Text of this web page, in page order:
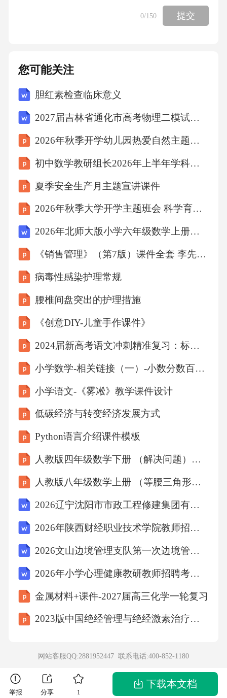
一、设计·二、教育现场观察的实施——获准进
入——取得友善关系——观察和记录（例如：
笔记12：00—我感觉很这个数字中午12点—食
生就餐的人，10个定准确高潮窗口前队伍平均
有4米长——对付危机——资料分析（举例：师
生交往符号代码系统：代码符号行为特征内容·
老师提问，只回答了一个字三、观察资料的整
理与分析四、教育观察法实施中应注意的问题
第五章
教育调查法第一节教育调查法概述第二节问卷
调查法五、问卷法的特点及其运用第三节访谈
调查法访谈的程序与技术：（）3.问卷与访谈的
收率低信息单一准备费事访谈回收率高信息丰
富变通灵活效率低
教育实验法第一节教育实验法概述·
（二）探索实验、改革实验、验证实验探索实
验是把实验放在第一位，按预先的研究目的操
纵实验变量。改革实验的做法是按事先制定的
改革计划进行实验，看改革的方案时候可行。
是在一定理论基础上进行的，目的是通过实
验，验证某些教育经验或研究成果是否可以
推广。·
效度与控制实验变量控制示意图操纵因变量自
确立、分解及测定·
(一)聚集研究焦点例：思维→思维品质→学科中
0/150 提交
您可能关注
胆红素检查临床意义
2027届吉林省通化市高考物理二模试卷（含答案解析）
2026年秋季开学幼儿园热爱自然主题宣讲课
初中数学教研组长2026年上半年学科教研工作总结
夏季安全生产月主题宣讲课件
2026年秋季大学开学主题班会 科学育儿方法指导
2026年北师大版小学六年级数学上册课时《数学应用题》教案
《销售管理》（第7版）课件全套 李先国 第1-16章 制定销售计划-重点客户管理
病毒性感染护理常规
腰椎间盘突出的护理措施
《创意DIY-儿童手作课件》
2024届新高考语文冲刺精准复习：标点符号表达效果
小学数学-相关链接（一）-小数分数百分数的互化教学课件设计
小学语文-《雾凇》教学课件设计
低碳经济与转变经济发展方式
Python语言介绍课件模板
人教版四年级数学下册 （解决问题）教育课件
人教版八年级数学上册 （等腰三角形）轴对称课件(第2课时)
2026辽宁沈阳市市政工程修建集团有限公司招聘7人笔试模拟试题及答案详解
2026年陕西财经职业技术学院教师招聘（39人）笔试备考题库及答案详解
2026文山边境管理支队第一次边境管控专职辅警招聘（120人）考试备考题库及答案详解
2026年小学心理健康教研教师招聘考试笔试试题【含答案】
金属材料+课件-2027届高三化学一轮复习
2023版中国绝经管理与绝经激素治疗指南解读课件
网站客服QQ:2881952447 联系电话:400-852-1180
举报 分享 1
下载本文档